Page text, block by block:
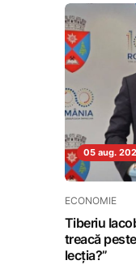
05 aug.
ECONOMIE
Tiberiu
treacă
lecția?”